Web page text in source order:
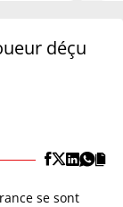
déçu
se sont